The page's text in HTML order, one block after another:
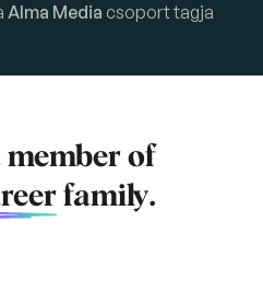
Alma Media csoport tagja
member of
family.